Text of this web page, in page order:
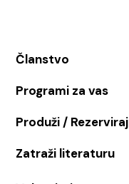
Članstvo
Programi za vas
Produži / Rezerviraj
Zatraži literaturu